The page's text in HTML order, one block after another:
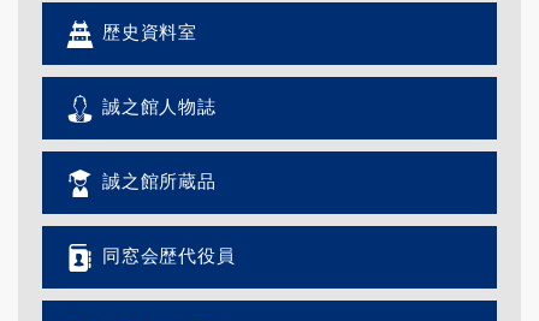
歴史資料室
誠之館人物誌
誠之館所蔵品
同窓会歴代役員